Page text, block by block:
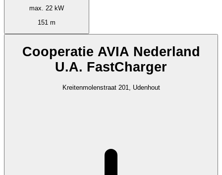
max. 22 kW
151 m
Cooperatie AVIA Nederland
U.A. FastCharger
Kreitenmolenstraat 201, Udenhout